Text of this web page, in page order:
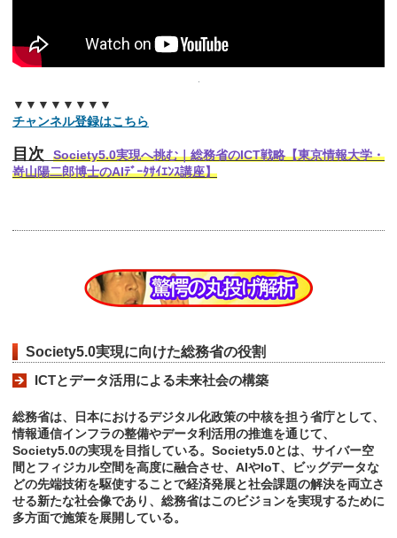
▼▼▼▼▼▼▼▼
チャンネル登録はこちら
目次
Society5.0実現へ挑む｜総務省のICT戦略【東京情報大学・
嵜山陽二郎博士のAIﾃﾞｰﾀｻｲｴﾝｽ講座】
Society5.0実現に向けた総務省の役割
ICTとデータ活用による未来社会の構築
総務省は、日本におけるデジタル化政策の中核を担う省庁として、
情報通信インフラの整備やデータ利活用の推進を通じて、
Society5.0の実現を目指している。Society5.0とは、サイバー空
間とフィジカル空間を高度に融合させ、AIやIoT、ビッグデータな
どの先端技術を駆使することで経済発展と社会課題の解決を両立さ
せる新たな社会像であり、総務省はこのビジョンを実現するために
多方面で施策を展開している。